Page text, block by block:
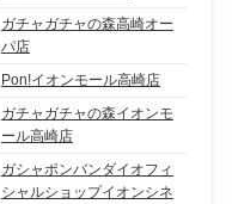
ガチャガチャの森高崎オー
パ店
Pon!イオンモール高崎店
ガチャガチャの森イオンモ
ール高崎店
ガシャポンバンダイオフィ
シャルショップイオンシネ